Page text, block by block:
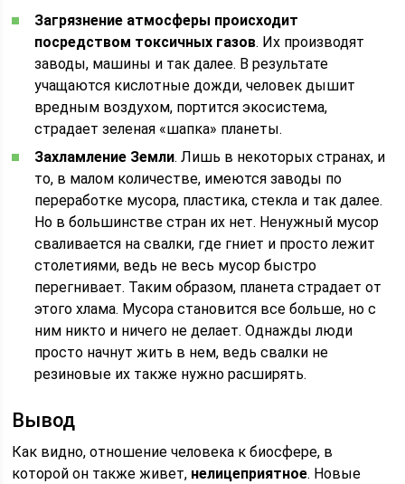
Загрязнение атмосферы происходит
посредством токсичных газов. Их производят
заводы, машины и так далее. В результате
учащаются кислотные дожди, человек дышит
вредным воздухом, портится экосистема,
страдает зеленая «шапка» планеты.
Захламление Земли. Лишь в некоторых странах, и
то, в малом количестве, имеются заводы по
переработке мусора, пластика, стекла и так далее.
Но в большинстве стран их нет. Ненужный мусор
сваливается на свалки, где гниет и просто лежит
столетиями, ведь не весь мусор быстро
перегнивает. Таким образом, планета страдает от
этого хлама. Мусора становится все больше, но с
ним никто и ничего не делает. Однажды люди
просто начнут жить в нем, ведь свалки не
резиновые их также нужно расширять.
Вывод
Как видно, отношение человека к биосфере, в
которой он также живет, нелицеприятное. Новые